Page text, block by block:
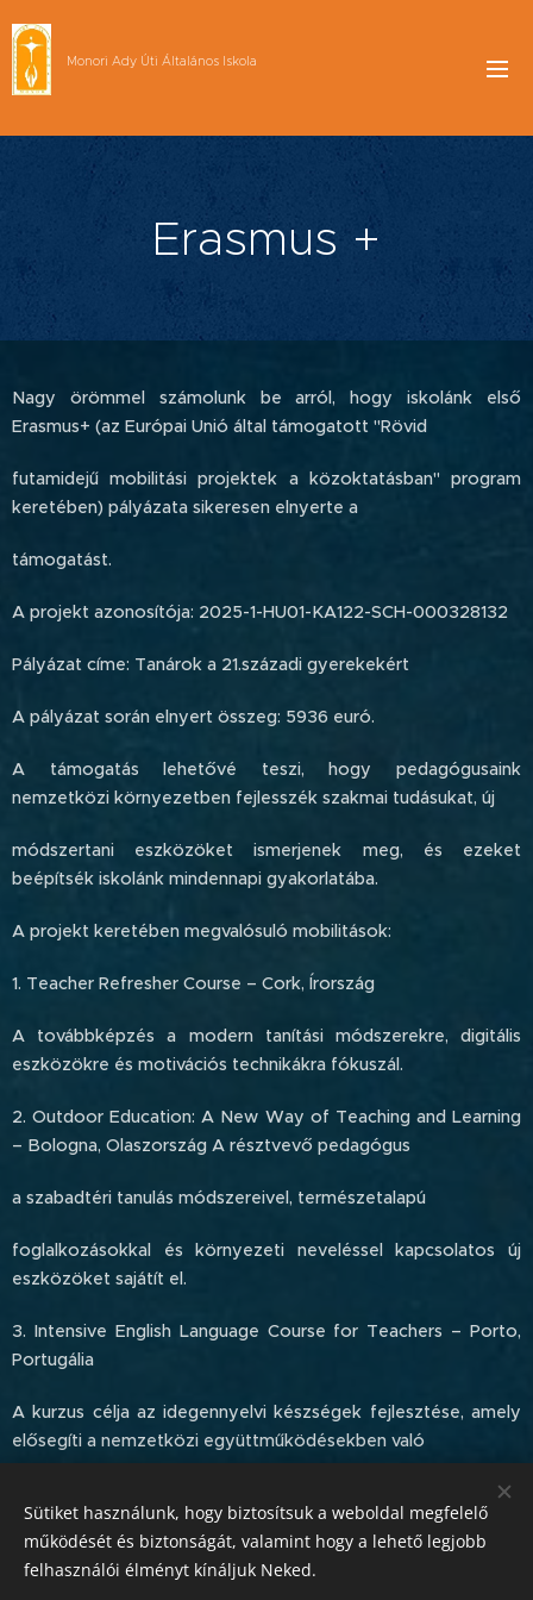
Monori Ady Úti Általános Iskola
Erasmus +
Nagy örömmel számolunk be arról, hogy iskolánk első
Erasmus+ (az Európai Unió által támogatott "Rövid
futamidejű mobilitási projektek a közoktatásban" program
keretében) pályázata sikeresen elnyerte a
támogatást.
A projekt azonosítója: 2025-1-HU01-KA122-SCH-000328132
Pályázat címe: Tanárok a 21.századi gyerekekért
A pályázat során elnyert összeg: 5936 euró.
A támogatás lehetővé teszi, hogy pedagógusaink
nemzetközi környezetben fejlesszék szakmai tudásukat, új
módszertani eszközöket ismerjenek meg, és ezeket
beépítsék iskolánk mindennapi gyakorlatába.
A projekt keretében megvalósuló mobilitások:
1. Teacher Refresher Course – Cork, Írország
A továbbképzés a modern tanítási módszerekre, digitális
eszközökre és motivációs technikákra fókuszál.
2. Outdoor Education: A New Way of Teaching and Learning
– Bologna, Olaszország A résztvevő pedagógus
a szabadtéri tanulás módszereivel, természetalapú
foglalkozásokkal és környezeti neveléssel kapcsolatos új
eszközöket sajátít el.
3. Intensive English Language Course for Teachers – Porto,
Portugália
A kurzus célja az idegennyelvi készségek fejlesztése, amely
elősegíti a nemzetközi együttműködésekben való
Sütiket használunk, hogy biztosítsuk a weboldal megfelelő
működését és biztonságát, valamint hogy a lehető legjobb
felhasználói élményt kínáljuk Neked.